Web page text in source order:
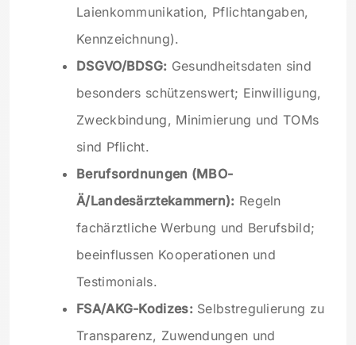
Laienkommunikation, Pflichtangaben,
Kennzeichnung).
DSGVO/BDSG: Gesundheitsdaten sind
besonders schützenswert; Einwilligung,
Zweckbindung, Minimierung und TOMs
sind Pflicht.
Berufsordnungen (MBO-
Ä/Landesärztekammern): Regeln
fachärztliche Werbung und Berufsbild;
beeinflussen Kooperationen und
Testimonials.
FSA/AKG-Kodizes:Selbstregulierung zu
Transparenz, Zuwendungen und